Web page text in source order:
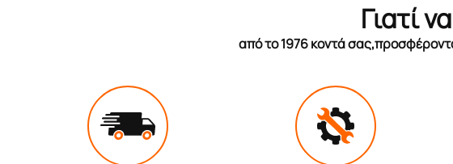
Γιατί
από το 1976 κοντά